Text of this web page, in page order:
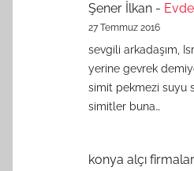
Şener İlkan -
27 Temmuz 2016
sevgili arkadaşım,
yerine gevrek
simit pekmezi suyu
simitler buna…
konya alçı